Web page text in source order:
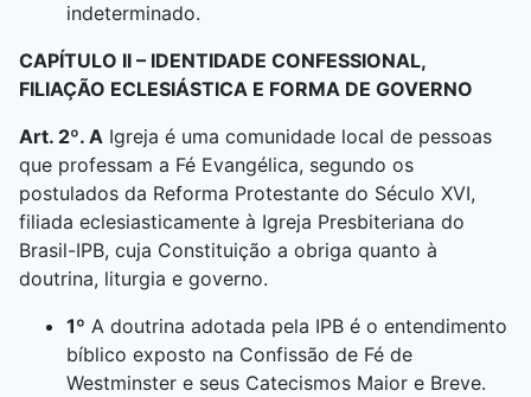
indeterminado.
CAPÍTULO II – IDENTIDADE CONFESSIONAL,
FILIAÇÃO ECLESIÁSTICA E FORMA DE GOVERNO
Art. 2º. A Igreja é uma comunidade local de pessoas
que professam a Fé Evangélica, segundo os
postulados da Reforma Protestante do Século XVI,
filiada eclesiasticamente à Igreja Presbiteriana do
Brasil-IPB, cuja Constituição a obriga quanto à
doutrina, liturgia e governo.
1º A doutrina adotada pela IPB é o entendimento
bíblico exposto na Confissão de Fé de
Westminster e seus Catecismos Maior e Breve.